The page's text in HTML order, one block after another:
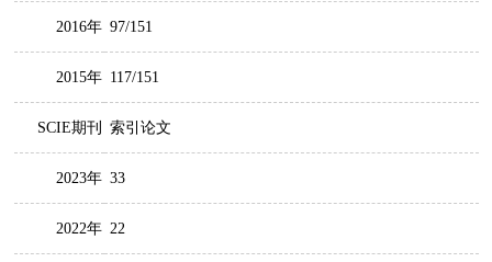
2016年 97/151
2015年 117/151
SCIE期刊 索引论文
2023年 33
2022年 22